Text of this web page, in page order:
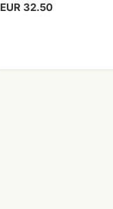
EUR 32.50